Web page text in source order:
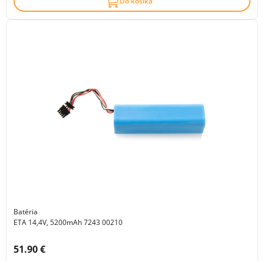
Batéria
ETA 14,4V, 5200mAh 7243 00210
Cena s DPH:
51.90 €